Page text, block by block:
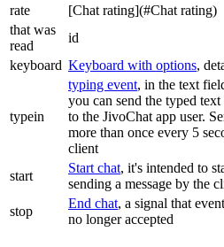
rate
[Chat rating](#Chat rating)
that was
read
id
keyboard Keyboard with options,
typein
typing event, in the text
you can send the typed
to the JivoChat app user.
more than once every 5
client
start
Start chat, it's intended to
sending a message by the
stop
End chat, a signal that
no longer accepted